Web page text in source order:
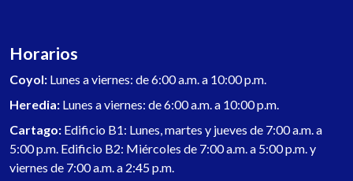
Horarios
Coyol: Lunes a viernes: de 6:00 a.m. a 10:00 p.m.
Heredia: Lunes a viernes: de 6:00 a.m. a 10:00 p.m.
Cartago: Edificio B1: Lunes, martes y jueves de 7:00 a.m. a
5:00 p.m. Edificio B2: Miércoles de 7:00 a.m. a 5:00 p.m. y
viernes de 7:00 a.m. a 2:45 p.m.